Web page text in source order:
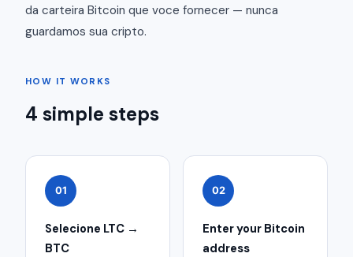
da carteira Bitcoin que voce fornecer — nunca
guardamos sua cripto.
HOW IT WORKS
4 simple steps
01
Selecione LTC →
BTC
02
Enter your Bitcoin
address